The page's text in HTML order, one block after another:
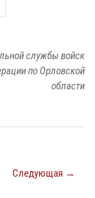
службы войск
по Орловской
области
Следующая →